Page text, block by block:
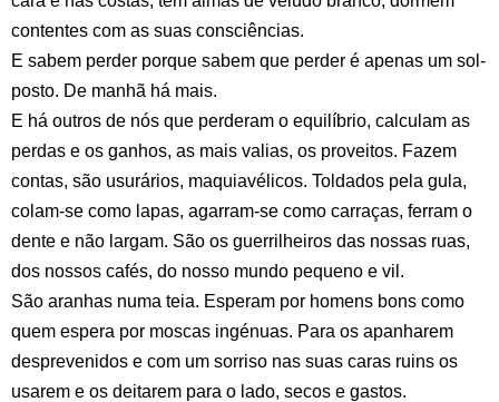
contentes com as suas consciências.
E sabem perder porque sabem que perder é apenas um sol-
posto. De manhã há mais.
E há outros de nós que perderam o equilíbrio, calculam as
perdas e os ganhos, as mais valias, os proveitos. Fazem
contas, são usurários, maquiavélicos. Toldados pela gula,
colam-se como lapas, agarram-se como carraças, ferram o
dente e não largam. São os guerrilheiros das nossas ruas,
dos nossos cafés, do nosso mundo pequeno e vil.
São aranhas numa teia. Esperam por homens bons como
quem espera por moscas ingénuas. Para os apanharem
desprevenidos e com um sorriso nas suas caras ruins os
usarem e os deitarem para o lado, secos e gastos.